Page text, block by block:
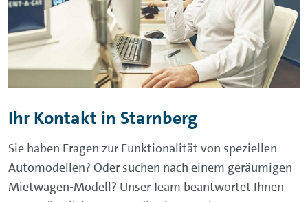
Ihr Kontakt in Starnberg
Sie haben Fragen zur Funktionalität von speziellen
Automodellen? Oder suchen nach einem geräumigen
Mietwagen-Modell? Unser Team beantwortet Ihnen